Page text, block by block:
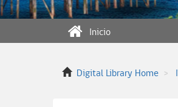
Inicio
Digital Library Home